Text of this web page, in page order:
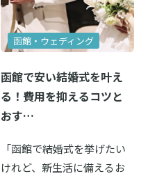
函館・ウェディング
函館で安い結婚式を叶え
る！費用を抑えるコツと
おす…
「函館で結婚式を挙げたい
けれど、新生活に備えるお